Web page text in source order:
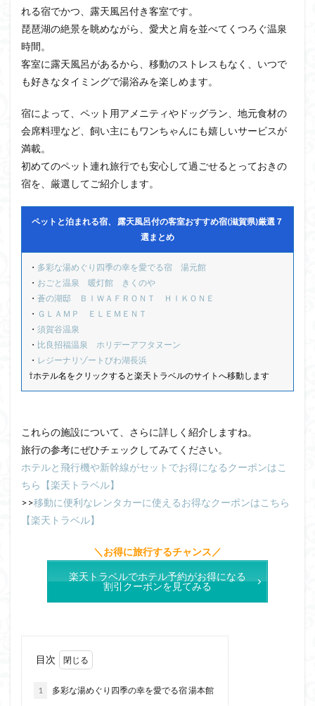
れる宿でかつ、露天風呂付き客室です。
琵琶湖の絶景を眺めながら、愛犬と肩を並べてくつろぐ温泉
時間。
客室に露天風呂があるから、移動のストレスもなく、いつで
も好きなタイミングで湯浴みを楽しめます。
宿によって、ペット用アメニティやドッグラン、地元食材の
会席料理など、飼い主にもワンちゃんにも嬉しいサービスが
満載。
初めてのペット連れ旅行でも安心して過ごせるとっておきの
宿を、厳選してご紹介します。
ペットと泊まれる宿、 露天風呂付の客室おすすめ宿(滋賀県)厳選７
選まとめ
・ 多彩な湯めぐり四季の幸を愛でる宿 湯元館
・ おごと温泉 暖灯館 きくのや
・ 蒼の湖邸 ＢＩＷＡＦＲＯＮＴ ＨＩＫＯＮＥ
・ ＧＬＡＭＰ ＥＬＥＭＥＮＴ
・ 須賀谷温泉
・ 比良招福温泉 ホリデーアフタヌーン
・ レジーナリゾートびわ湖長浜
⇧ホテル名をクリックすると楽天トラベルのサイトへ移動します
これらの施設について、さらに詳しく紹介しますね。
旅行の参考にぜひチェックしてみてください。
ホテルと飛行機や新幹線がセットでお得になるクーポンはこ
ちら【楽天トラベル】
>>移動に便利なレンタカーに使えるお得なクーポンはこちら
【楽天トラベル】
＼お得に旅行するチャンス／
楽天トラベルでホテル予約がお得になる
割引クーポンを見てみる
目次
1 多彩な湯めぐり四季の幸を愛でる宿 湯本館